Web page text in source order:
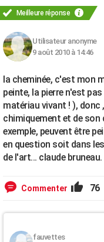
Meilleure réponse
Utilisateur anonyme
9 août 2010 à 14:46
la cheminée, c'est mon
peinte, la pierre n'est
matériau vivant ! ), donc
chimiquement et de son
exemple, peuvent être
en question soit dans
de l'art... claude bruneau.
Commenter 76
fauvettes